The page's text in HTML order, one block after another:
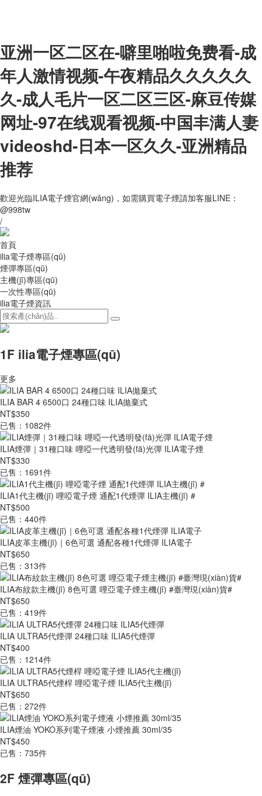
亚洲一区二区在-噼里啪啦免费看-成
年人激情视频-午夜精品久久久久久
久-成人毛片一区二区三区-麻豆传媒
网址-97在线观看视频-中国丰满人妻
videoshd-日本一区久久-亚洲精品
推荐
歡迎光臨ILIA電子煙官網(wǎng)，如需購買電子煙請加客服LINE：
@998tw
/
首頁
ilia電子煙專區(qū)
煙彈專區(qū)
主機(jī)專區(qū)
一次性專區(qū)
ilia電子煙資訊
1F ilia電子煙專區(qū)
更多
ILIA BAR 4 6500口 24種口味 ILIA拋棄式
NT$350
已售：1082件
ILIA煙彈｜31種口味 哩啞一代透明發(fā)光彈 ILIA電子煙
NT$330
已售：1691件
ILIA1代主機(jī) 哩啞電子煙 通配1代煙彈 ILIA主機(jī) #
NT$500
已售：440件
ILIA皮革主機(jī)｜6色可選 通配各種1代煙彈 ILIA電子
NT$650
已售：313件
ILIA布紋款主機(jī) 8色可選 哩亞電子煙主機(jī) #臺灣現(xiàn)貨#
NT$650
已售：419件
ILIA ULTRA5代煙彈 24種口味 ILIA5代煙彈
NT$400
已售：1214件
ILIA ULTRA5代煙桿 哩啞電子煙 ILIA5代主機(jī)
NT$650
已售：272件
ILIA煙油 YOKO系列電子煙液 小煙推薦 30ml/35
NT$450
已售：735件
2F 煙彈專區(qū)